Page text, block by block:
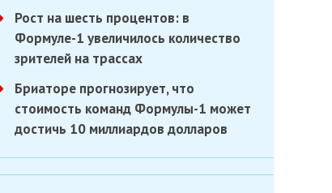
Рост на шесть процентов: в
Формуле-1 увеличилось количество
зрителей на трассах
Бриаторе прогнозирует, что
стоимость команд Формулы-1 может
достичь 10 миллиардов долларов